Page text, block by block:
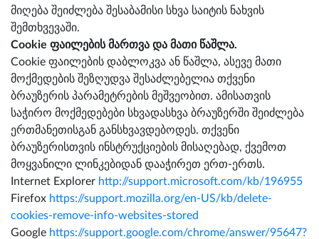
მიღება შეიძლება შესაბამისი სხვა საიტის ნახვის
შემთხვევაში.
Cookie ფაილების მართვა და მათი წაშლა.
Cookie ფაილების დაბლოკვა ან წაშლა, ასევე მათი
მოქმედების შეზღუდვა შესაძლებელია თქვენი
ბრაუზერის პარამეტრების მეშვეობით. ამისათვის
საჭირო მოქმედებები სხვადასხვა ბრაუზერში შეიძლება
ერთმანეთისგან განსხვავდებოდეს. თქვენი
ბრაუზერისთვის ინსტრუქციების მისაღებად, ქვემოთ
მოყვანილი ლინკებიდან დააჭირეთ ერთ-ერთს.
Internet Explorer http://support.microsoft.com/kb/196955
Firefox https://support.mozilla.org/en-US/kb/delete-
cookies-remove-info-websites-stored
Google https://support.google.com/chrome/answer/95647?